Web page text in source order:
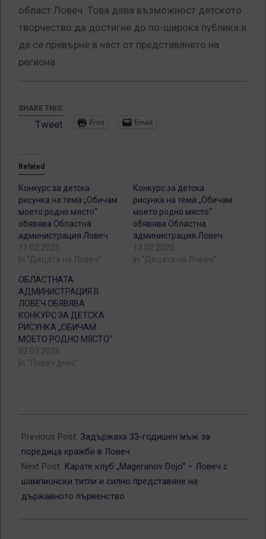
област Ловеч. Това дава възможност детското
творчество да достигне до по-широка публика и
да се превърне в част от представянето на
региона.
SHARE THIS:
Tweet Print Email
Related
Конкурс за детска
рисунка на тема „Обичам
моето родно място“
обявява Областна
администрация Ловеч
11.02.2025
In "Децата на Ловеч"
Конкурс за детска
рисунка на тема „Обичам
моето родно място“
обявява Областна
администрация Ловеч
13.02.2025
In "Децата на Ловеч"
ОБЛАСТНАТА
АДМИНИСТРАЦИЯ В
ЛОВЕЧ ОБЯВЯВА
КОНКУРС ЗА ДЕТСКА
РИСУНКА „ОБИЧАМ
МОЕТО РОДНО МЯСТО“
02.03.2026
In "Ловеч днес"
05-
13
Previous Post: Задържаха 33-годишен мъж за
поредица кражби в Ловеч
Next Post: Карате клуб „Mageranov Dojo“ – Ловеч с
шампионски титли и силно представяне на
държавното първенство